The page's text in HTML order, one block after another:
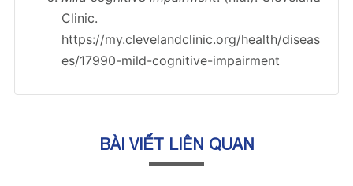
Clinic.
https://my.clevelandclinic.org/health/diseas
es/17990-mild-cognitive-impairment
BÀI VIẾT LIÊN QUAN